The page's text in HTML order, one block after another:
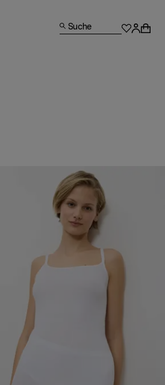
Suche